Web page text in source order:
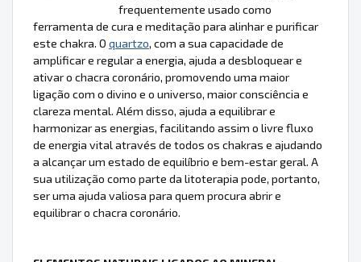
frequentemente usado como
ferramenta de cura e meditação para alinhar e purificar
este chakra. O quartzo, com a sua capacidade de
amplificar e regular a energia, ajuda a desbloquear e
ativar o chacra coronário, promovendo uma maior
ligação com o divino e o universo, maior consciência e
clareza mental. Além disso, ajuda a equilibrar e
harmonizar as energias, facilitando assim o livre fluxo
de energia vital através de todos os chakras e ajudando
a alcançar um estado de equilíbrio e bem-estar geral. A
sua utilização como parte da litoterapia pode, portanto,
ser uma ajuda valiosa para quem procura abrir e
equilibrar o chacra coronário.